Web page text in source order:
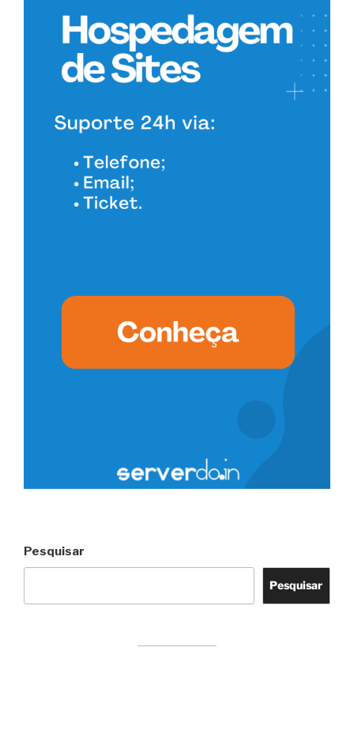
Pesquisar
Pesquisar